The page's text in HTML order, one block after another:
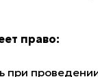
право:
при